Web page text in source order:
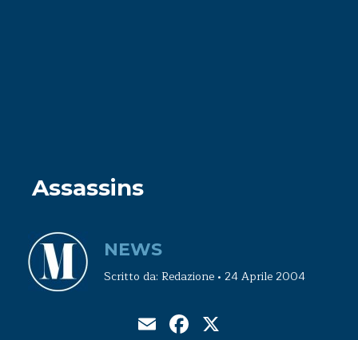
Assassins
NEWS
Scritto da: Redazione • 24 Aprile 2004
EmailFacebook